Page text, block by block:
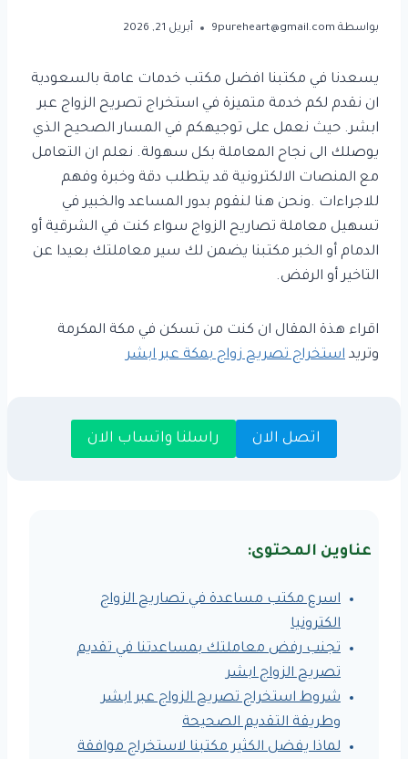
بواسطة 9pureheart@gmail.com أبريل 21, 2026
يسعدنا في مكتبنا افضل مكتب خدمات عامة بالسعودية
ان نقدم لكم خدمة متميزة في استخراج تصريح الزواج عبر
ابشر. حيث نعمل على توجيهكم في المسار الصحيح الذي
يوصلك الى نجاح المعاملة بكل سهولة. نعلم ان التعامل
مع المنصات الالكترونية قد يتطلب دقة وخبرة وفهم
للاجراءات .ونحن هنا لنقوم بدور المساعد والخبير في
تسهيل معاملة تصاريح الزواج سواء كنت في الشرقية أو
الدمام أو الخبر مكتبنا يضمن لك سير معاملتك بعيدا عن
التاخير أو الرفض.
اقراء هذة المقال ان كنت من تسكن في مكة المكرمة
وتريد استخراج تصريح زواج بمكة عبر ابشر
اتصل الان راسلنا واتساب الان
عناوين المحتوى:
اسرع مكتب مساعدة في تصاريح الزواج
الكترونيا
تجنب رفض معاملتك بمساعدتنا في تقديم
تصريح الزواج ابشر
شروط استخراج تصريح الزواج عبر ابشر
وطريقة التقديم الصحيحة
لماذا يفضل الكثير مكتبنا لاستخراج موافقة